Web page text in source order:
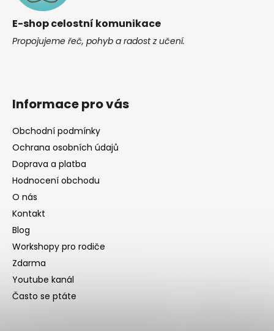
E-shop celostní komunikace
Propojujeme řeč, pohyb a radost z učení.
Informace pro vás
Obchodní podmínky
Ochrana osobních údajů
Doprava a platba
Hodnocení obchodu
O nás
Kontakt
Blog
Workshopy pro rodiče
Zdarma
Youtube kanál
Často se ptáte